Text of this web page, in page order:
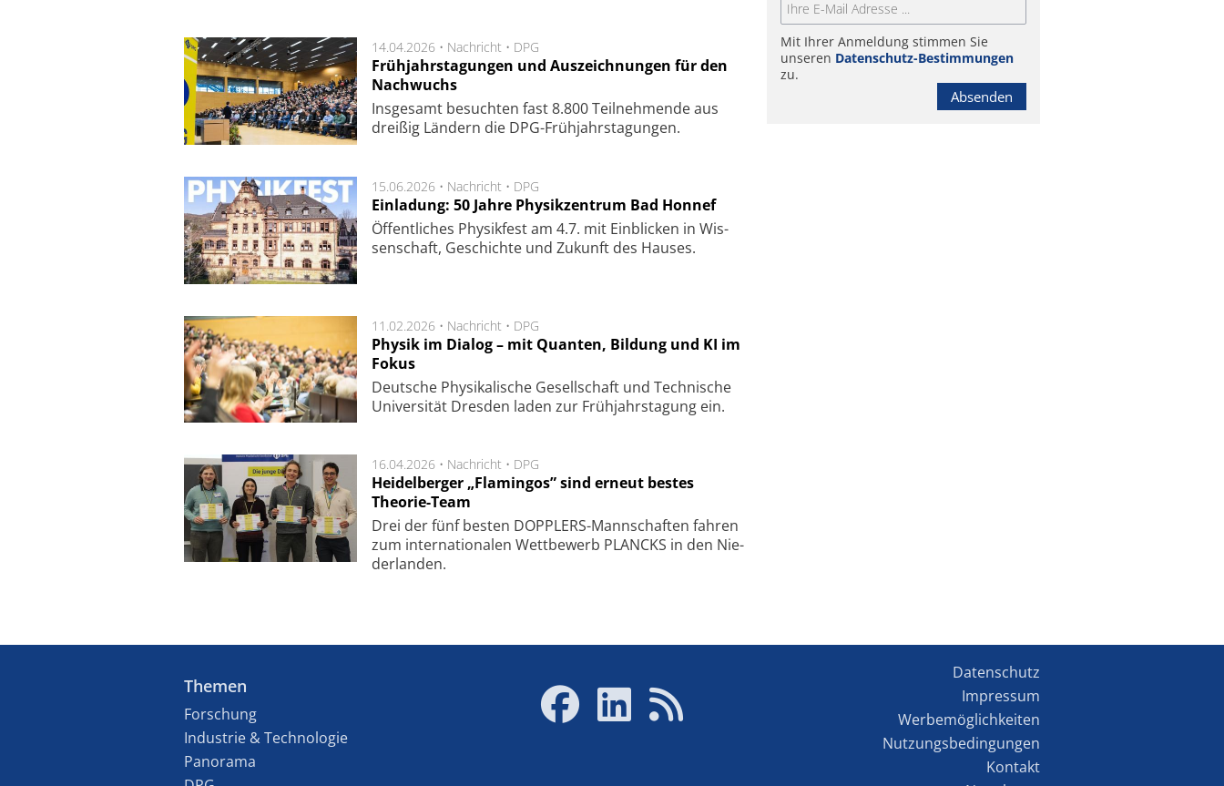
14.04.2026 • Nachricht • DPG
Frühjahrstagungen und Auszeichnungen für den
Nachwuchs
Ins­ge­samt be­such­ten fast 8.800 Teil­neh­men­de aus
drei­ßig Län­dern die DPG-Früh­jahrs­ta­gung­en.
15.06.2026 • Nachricht • DPG
Einladung: 50 Jahre Physikzentrum Bad Honnef
Öf­fent­liches Physik­fest am 4.7. mit Ein­blick­en in Wis­
sen­schaft, Ge­schich­te und Zu­kunft des Hau­ses.
11.02.2026 • Nachricht • DPG
Physik im Dialog – mit Quanten, Bildung und KI im
Fokus
Deut­sche Phy­si­ka­li­sche Ge­sell­schaft und Tech­ni­sche
Uni­ver­si­tät Dres­den la­den zur Früh­jahrs­ta­gung ein.
16.04.2026 • Nachricht • DPG
Heidelberger „Flamingos” sind erneut bestes
Theorie-Team
Drei der fünf bes­ten DOPP­LERS-Mann­schaf­ten fahren
zum in­ter­na­tio­na­len Wett­be­werb PLANCKS in den Nie­
der­lan­den.
Mit Ihrer Anmeldung stimmen Sie
unseren Datenschutz-Bestimmungen
zu.
Absenden
Themen
Forschung
Industrie & Technologie
Panorama
Datenschutz
Impressum
Werbemöglichkeiten
Nutzungsbedingungen
Kontakt